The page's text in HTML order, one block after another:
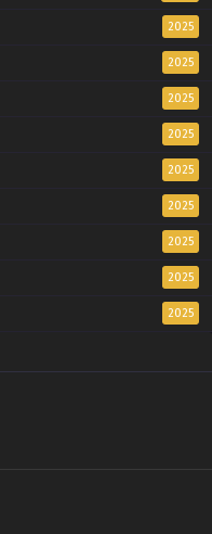
2025
2025
2025
2025
2025
2025
2025
2025
2025